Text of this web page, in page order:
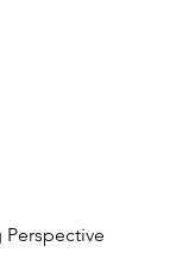
Perspective